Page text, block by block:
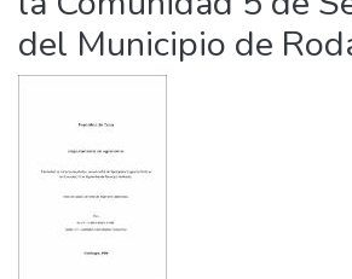
del Municipio de